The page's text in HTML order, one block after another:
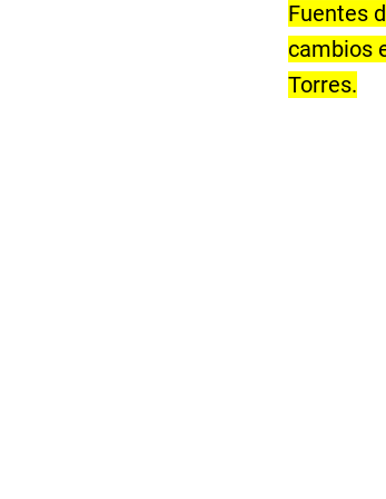
Fuentes
cambios
Torres.